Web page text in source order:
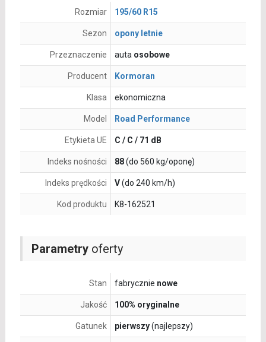
Parametryoferty
Stan fabrycznie nowe
Jakość 100% oryginalne
Gatunek pierwszy(najlepszy)
Rozmiar 195/60 R15
Sezon opony letnie
Przeznaczenie auta osobowe
Producent Kormoran
Klasa ekonomiczna
Model Road Performance
Etykieta UE C / C / 71 dB
Indeks nośności 88(do 560 kg/oponę)
Indeks prędkości V(do 240 km/h)
Kod produktu K8-162521